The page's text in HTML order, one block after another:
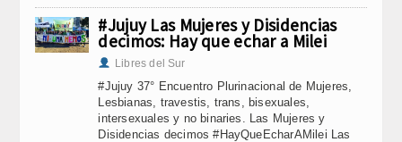
#Jujuy Las Mujeres y Disidencias
decimos: Hay que echar a Milei
Libres del Sur
#Jujuy 37° Encuentro Plurinacional de Mujeres,
Lesbianas, travestis, trans, bisexuales,
intersexuales y no binaries. Las Mujeres y
Disidencias decimos #HayQueEcharAMilei Las